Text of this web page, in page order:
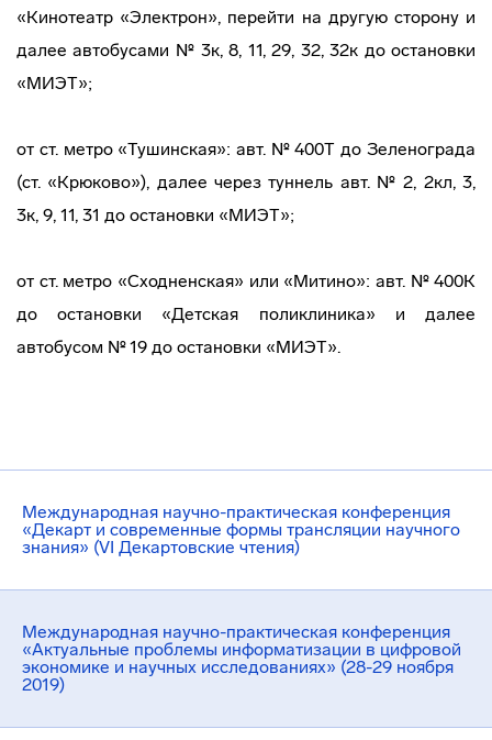
Международная научно-практическая конференция
«Декарт и современные формы трансляции научного
знания» (VI Декартовские чтения)
Международная научно-практическая конференция
«Актуальные проблемы информатизации в цифровой
экономике и научных исследованиях» (28-29 ноября
2019)
«Кинотеатр «Электрон», перейти на другую сторону и
далее автобусами № 3к, 8, 11, 29, 32, 32к до остановки
«МИЭТ»;
от ст. метро «Тушинская»: авт. № 400Т до Зеленограда
(ст. «Крюково»), далее через туннель авт. № 2, 2кл, 3,
3к, 9, 11, 31 до остановки «МИЭТ»;
от ст. метро «Сходненская» или «Митино»: авт. № 400К
до остановки «Детская поликлиника» и далее
автобусом № 19 до остановки «МИЭТ».